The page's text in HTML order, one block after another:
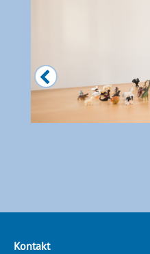
Kontakt